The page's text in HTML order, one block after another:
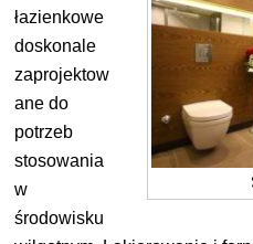
łazienkowe
doskonale
zaprojektow
ane do
potrzeb
stosowania
w
środowisku